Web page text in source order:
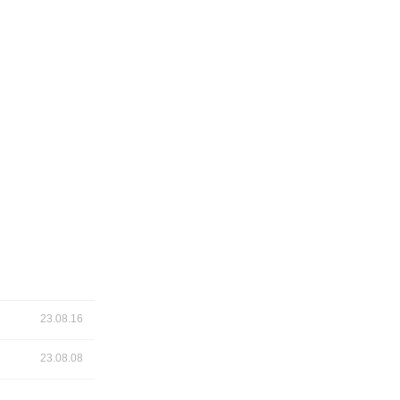
23.08.16
23.08.08